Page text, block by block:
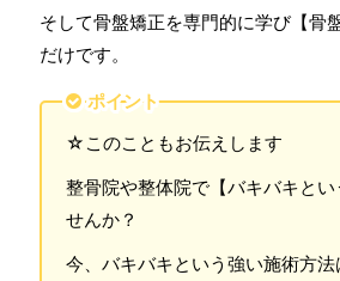
そして骨盤矯正を専門的に学び【骨
だけです。
ポイント
☆このこともお伝えします
整骨院や整体院で【バキバキと
せんか？
今、バキバキという強い施術方